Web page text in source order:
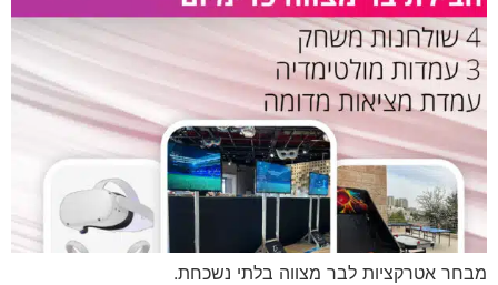
מבחר אטרקציות לבר מצווה בלתי נשכחת.